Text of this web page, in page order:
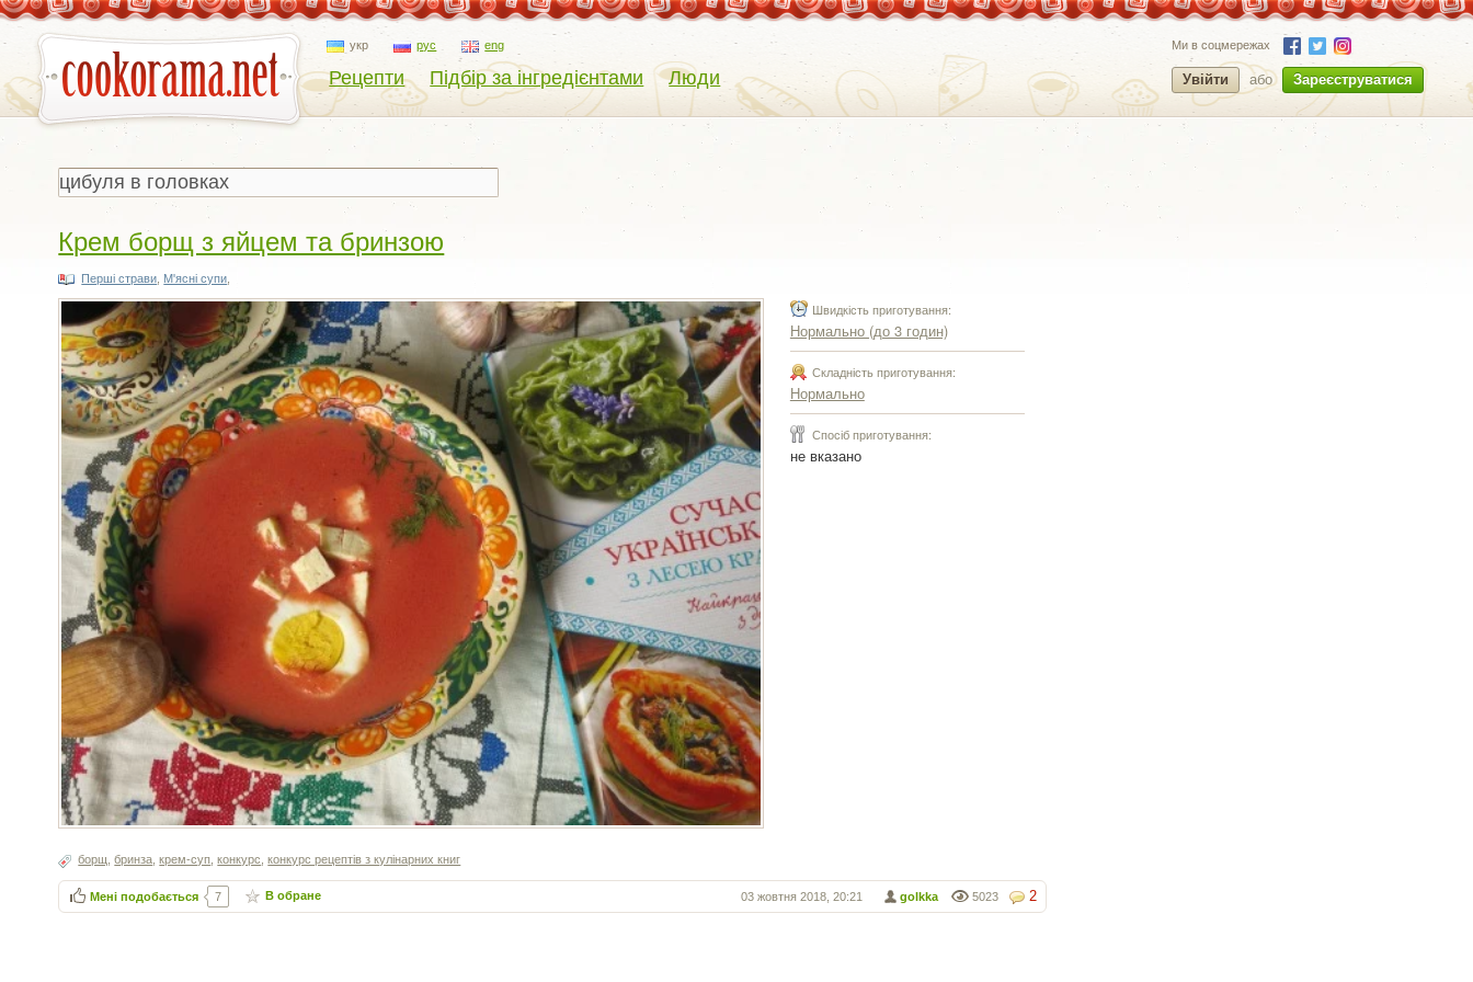
укр рус eng
Рецепти Підбір за інгредієнтами Люди
Ми в соцмережах
Увійти або Зареєструватися
Крем борщ з яйцем та бринзою
Перші страви М'ясні супи
Швидкість приготування:
Нормально (до 3 годин)
Складність приготування:
Нормально
Спосіб приготування:
не вказано
борщ ,бринза ,крем-суп ,конкурс ,конкурс рецептів з кулінарних книг
2
5023
golkka
03 жовтня 2018, 20:21
Мені подобається 7 В обране